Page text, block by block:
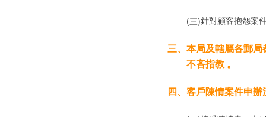
(三)針對顧客抱怨案
三、 本局及轄屬各郵
不吝指教 。
四、 客戶陳情案件申辦